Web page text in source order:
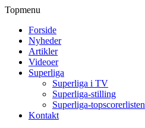
Topmenu
Forside
Nyheder
Artikler
Videoer
Superliga
Superliga i TV
Superliga-stilling
Superliga-topscorerlisten
Kontakt